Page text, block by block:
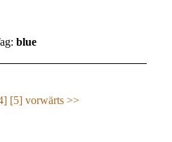
blue
[5] vorwärts >>